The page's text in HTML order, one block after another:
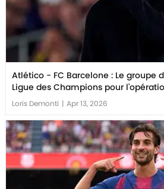
Atlético - FC Barcelone : Le groupe
Ligue des Champions pour
Loris Demonti | Apr 13, 2026